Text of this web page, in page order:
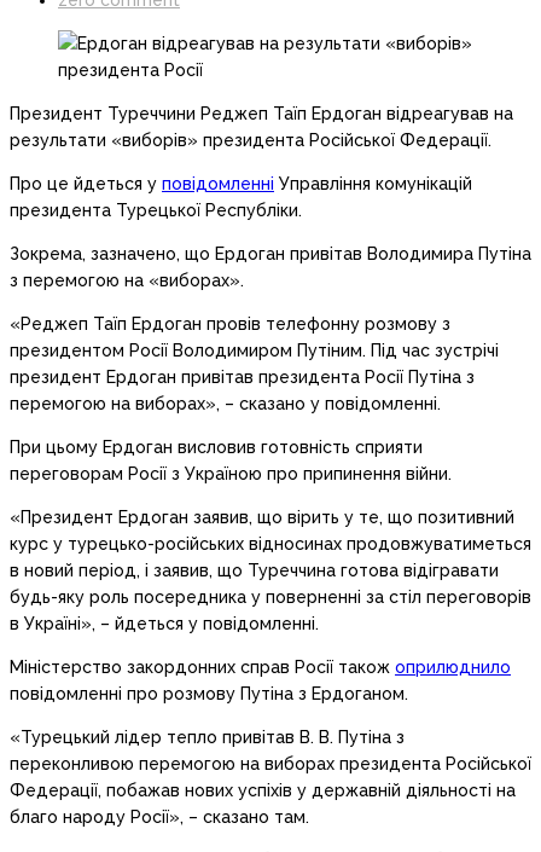
Президент Туреччини Реджеп Таїп Ердоган відреагував на
результати «виборів» президента Російської Федерації.
Про це йдеться у повідомленні Управління комунікацій
президента Турецької Республіки.
Зокрема, зазначено, що Ердоган привітав Володимира Путіна
з перемогою на «виборах».
«Реджеп Таїп Ердоган провів телефонну розмову з
президентом Росії Володимиром Путіним. Під час зустрічі
президент Ердоган привітав президента Росії Путіна з
перемогою на виборах», – сказано у повідомленні.
При цьому Ердоган висловив готовність сприяти
переговорам Росії з Україною про припинення війни.
«Президент Ердоган заявив, що вірить у те, що позитивний
курс у турецько-російських відносинах продовжуватиметься
в новий період, і заявив, що Туреччина готова відігравати
будь-яку роль посередника у поверненні за стіл переговорів
в Україні», – йдеться у повідомленні.
Міністерство закордонних справ Росії також оприлюднило
повідомленні про розмову Путіна з Ердоганом.
«Турецький лідер тепло привітав В. В. Путіна з
переконливою перемогою на виборах президента Російської
Федерації, побажав нових успіхів у державній діяльності на
благо народу Росії», – сказано там.